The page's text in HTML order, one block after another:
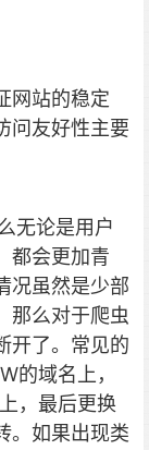
网站的稳定
问友好性主要
无论是用户
都会更加青
况虽然是少部
那么对于爬虫
开了。常见的
的域名上，
，最后更换
。如果出现类